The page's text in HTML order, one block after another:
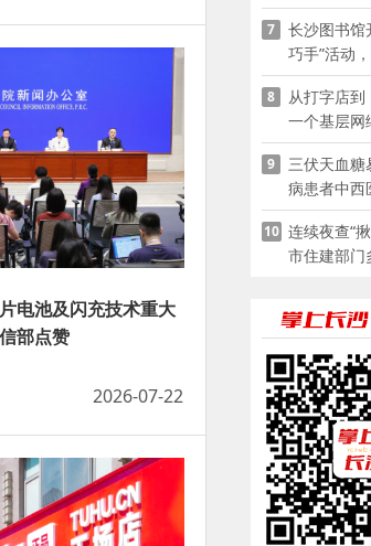
电池及闪充技术重大
部点赞
2026-07-22
7
长沙图书馆
巧手”活动
赋能少儿暑
8
从打字店到
一个基层网
的突围
9
三伏天血糖
病患者中西
养指南
10 连续夜查“
市住建部门